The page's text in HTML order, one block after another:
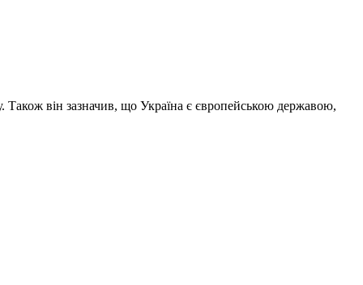
Також він зазначив, що Україна є європейською державою,